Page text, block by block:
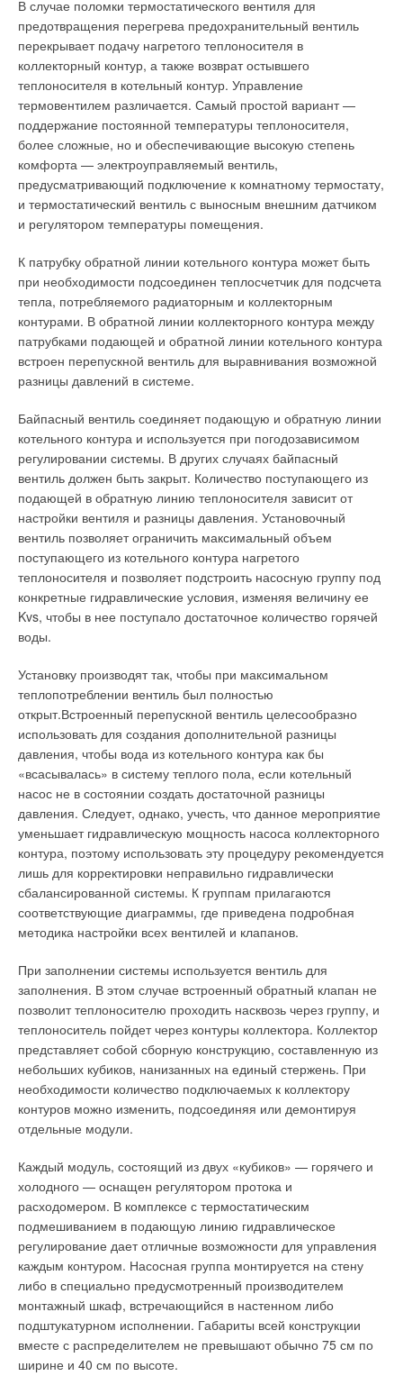
В случае поломки термостатического вентиля для
предотвращения перегрева предохранительный вентиль
перекрывает подачу нагретого теплоносителя в
коллекторный контур, а также возврат остывшего
теплоносителя в котельный контур. Управление
термовентилем различается. Самый простой вариант —
поддержание постоянной температуры теплоносителя,
более сложные, но и обеспечивающие высокую степень
комфорта — электроуправляемый вентиль,
предусматривающий подключение к комнатному термостату,
и термостатический вентиль с выносным внешним датчиком
и регулятором температуры помещения.
К патрубку обратной линии котельного контура может быть
при необходимости подсоединен теплосчетчик для подсчета
тепла, потребляемого радиаторным и коллекторным
контурами. В обратной линии коллекторного контура между
патрубками подающей и обратной линии котельного контура
встроен перепускной вентиль для выравнивания возможной
разницы давлений в системе.
Байпасный вентиль соединяет подающую и обратную линии
котельного контура и используется при погодозависимом
регулировании системы. В других случаях байпасный
вентиль должен быть закрыт. Количество поступающего из
подающей в обратную линию теплоносителя зависит от
настройки вентиля и разницы давления. Установочный
вентиль позволяет ограничить максимальный объем
поступающего из котельного контура нагретого
теплоносителя и позволяет подстроить насосную группу под
конкретные гидравлические условия, изменяя величину ее
Kvs, чтобы в нее поступало достаточное количество горячей
воды.
Установку производят так, чтобы при максимальном
теплопотреблении вентиль был полностью
открыт.Встроенный перепускной вентиль целесообразно
использовать для создания дополнительной разницы
давления, чтобы вода из котельного контура как бы
«всасывалась» в систему теплого пола, если котельный
насос не в состоянии создать достаточной разницы
давления. Следует, однако, учесть, что данное мероприятие
уменьшает гидравлическую мощность насоса коллекторного
контура, поэтому использовать эту процедуру рекомендуется
лишь для корректировки неправильно гидравлически
сбалансированной системы. К группам прилагаются
соответствующие диаграммы, где приведена подробная
методика настройки всех вентилей и клапанов.
При заполнении системы используется вентиль для
заполнения. В этом случае встроенный обратный клапан не
позволит теплоносителю проходить насквозь через группу, и
теплоноситель пойдет через контуры коллектора. Коллектор
представляет собой сборную конструкцию, составленную из
небольших кубиков, нанизанных на единый стержень. При
необходимости количество подключаемых к коллектору
контуров можно изменить, подсоединяя или демонтируя
отдельные модули.
Каждый модуль, состоящий из двух «кубиков» — горячего и
холодного — оснащен регулятором протока и
расходомером. В комплексе с термостатическим
подмешиванием в подающую линию гидравлическое
регулирование дает отличные возможности для управления
каждым контуром. Насосная группа монтируется на стену
либо в специально предусмотренный производителем
монтажный шкаф, встречающийся в настенном либо
подштукатурном исполнении. Габариты всей конструкции
вместе с распределителем не превышают обычно 75 см по
ширине и 40 см по высоте.
Это означает также, что насос при переключении тока сразу
же останавливается. Сравнение пусковых токов,
возникающих при прямом включении и при включении по
методу «звезда-треугольник», на первом этапе показывает
заметное уменьшение величины тока. При переключении со
«звезды» на «треугольник» насос быстро останавливается и
во второй раз должен запускаться напрямую, а на втором
этапе значительного сокращения пускового тока не
происходит.
Несколько иначе складывается ситуация у центробежных
обладающих более продолжительным моментом инерции. У
электродвигателей мощностью свыше 45 кВт можно, как
правило, достигнуть значительного снижения второго пика
тока. Следует отметить, что слишком долгая эксплуатация
электродвигателя в режиме «звезда» приводит к его
перегреву и, следовательно, сокращает срок службы.
электродвигателями, включенными по этому методу, часто
бывают дороже, чем аналоги, поскольку для
электродвигателя требуется два соединительных кабеля
(вместо обычно необходимого одного).
Метод включения электродвигателя посредством
пускового трансформатора(AF). При этом методе пуска
(методе Корндорфа) напряжение снижается посредством
трансформаторов (обычно двух), по одному на фазу.
Трансформаторы часто имеют два сетевых выхода: на 75 %
и на 60 %. При использовании 60 %го выхода происходит
снижение пускового тока, аналогично пуску по методу
При пуске электродвигатель получает сначала пониженное
напряжение, а затем полное. При переключении обмотки
трансформатора подключены как дроссельные катушки. Это
означает, что электродвигатель все время остается
связанным с сетью и частота его вращения не снижается.
Пусковые трансформаторы относительно дороги, но очень
надежны. Естественно, пусковой ток определяется
характеристиками электродвигателя и насоса и в
зависимости от их типоразмеров может значительно
колебаться.
Плавный пуск электродвигателя(SS). Устройство для
плавного пуска электродвигателя представляет собой
соответственно пусковой ток путем фазового управления.
Электронный прибор содержит регулировочный блок, где
настраиваются различные эксплуатационные и защитные
параметры и силовой блок с симметричным триодным
тиристором.
Пусковой ток ограничен, как правило, величиной, в дватри
раза превышающей рабочий ток. При сохранении прочих
параметров выключение электродвигателя по этому методу
момента. Наличие инерции в процессе пуска может
привести к значительному теплообразованию в
электродвигателе и тем самым к снижению его срока
службы. Однако эта проблема при коротком времени
ускорения/замедления, например, в течение трех секунд, не
имеет практического значения.
Это утверждение относится также к пуску электродвигателей
по методам SD (включение через «звезду–треугольник») и
AF (включение через пусковой трансформатор). При
эксплуатации скважинных насосов Grundfos рекомендуется
решением проблемы пароснабжения становится
приобретение электропарогенераторов.
Как и другие электрические тепловые приборы,
парогенераторы имеют следующие основные достоинства:
они дешевле, чем парогенераторы, работающие на жидком
топливе или газе, экологически чище и обладают меньшими
габаритами и массой. Электрические парогенераторы проще
установить (обычно, электропарогенераторы поставляются в
виде модулей полно заводской готовности), эксплуатировать
и, как правило, их не надо регистрировать в органах
Kотлонадзора.
В то же время на предприятии, где установлен такой
парогенератор, должен быть источник электрической энергии
соответствующей мощности. В современных электрических
парогенераторах используются следующие способы
нагрева: ТЭНовый, электродный и индукционный. В ТЭНовых
электропарогенераторах для кипячения применяются
трубчатые нагревательные элементы.
Рубашку ТЭНов изготавливают из материалов, не
загрязняющих воду, например, из нержавеющей стали, что
позволяет получить достаточно чистый пар, который можно
использовать в пищевой промышленности, в
непосредственном контакте с продуктами. Еще одно
достоинство ТЭНовых парогенераторов — эффективный
нагрев воды любой электропроводности.
К основным недостаткам таких приборов можно отнести
интенсивное отложение солей жесткости (накипи) на
поверхности ТЭНов, что может привести к его перегоранию,
а также невозможность плавного регулирования мощности
используя глубоко умягченную подпиточную воду или
омагничивание, что весьма удорожает стоимость установки.
В отличии от емкостных ТЭНовых парогенераторов,
многотрубная конструкция парогенераторов
циркуляционного типа, позволяет создать несколько
замкнутых циркуляционных контуров, что дает возможность
при небольшом объеме жидкости обеспечить высокую
скорость омывания ТЭНов (максимальную теплоотдачу), что
исключает перегрев ТЭНа и обеспечивает длительный срок
службы.
В отличие от ТЭНов, электроды не могут перегореть, и
выпадение осадка на них незначительно (температура
Путем изменения площади соприкосновения электрода с
нагреваемой водой, можно плавно регулировать мощность
парогенератора. Кроме того, большинство электродных
парогенераторов обладает меньшими габаритами и
стоимостью, чем ТЭНовые аналогичной мощности.
Однако вода, используемая в электродных котлах, должна
иметь достаточно высокую электропроводность, поэтому в
нее добавляют различные химически активные вещества
привести к разрушению элементов системы, в которую он
поступает. Кроме того, его нельзя использовать в ряде
технологических процессов. В индукционных
парогенераторах вода нагревается с помощью
высокочастотного излучения.
Отсутствие прямого контакта воды и нагревательного
элемента (излучателя) позволяет получить особо чистый
«медицинский» пар. К недостаткам этих приборов относятся
их высокие стоимость и энергопотребление. Поэтому
индукционные парогенераторы используют только в тех